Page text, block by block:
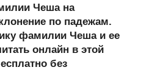
Чеша на
по падежам.
фамилии Чеша и ее
онлайн в этой
без